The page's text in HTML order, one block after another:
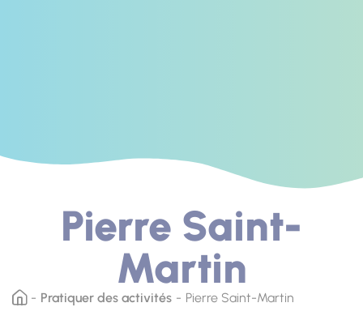
Pierre Saint-
Martin
Pratiquer des activités Pierre Saint-Martin